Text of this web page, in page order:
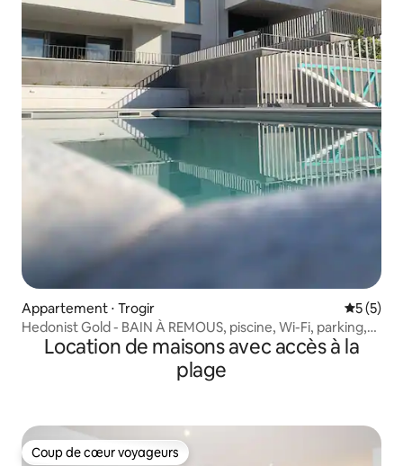
Appartement ⋅ Trogir
5 (5)
Hedonist Gold - BAIN À REMOUS, piscine, Wi-Fi, parking,
jardinLocation de maisons avec accès à la
plage
Coup de cœur voyageurs
Coup de cœur voyageurs